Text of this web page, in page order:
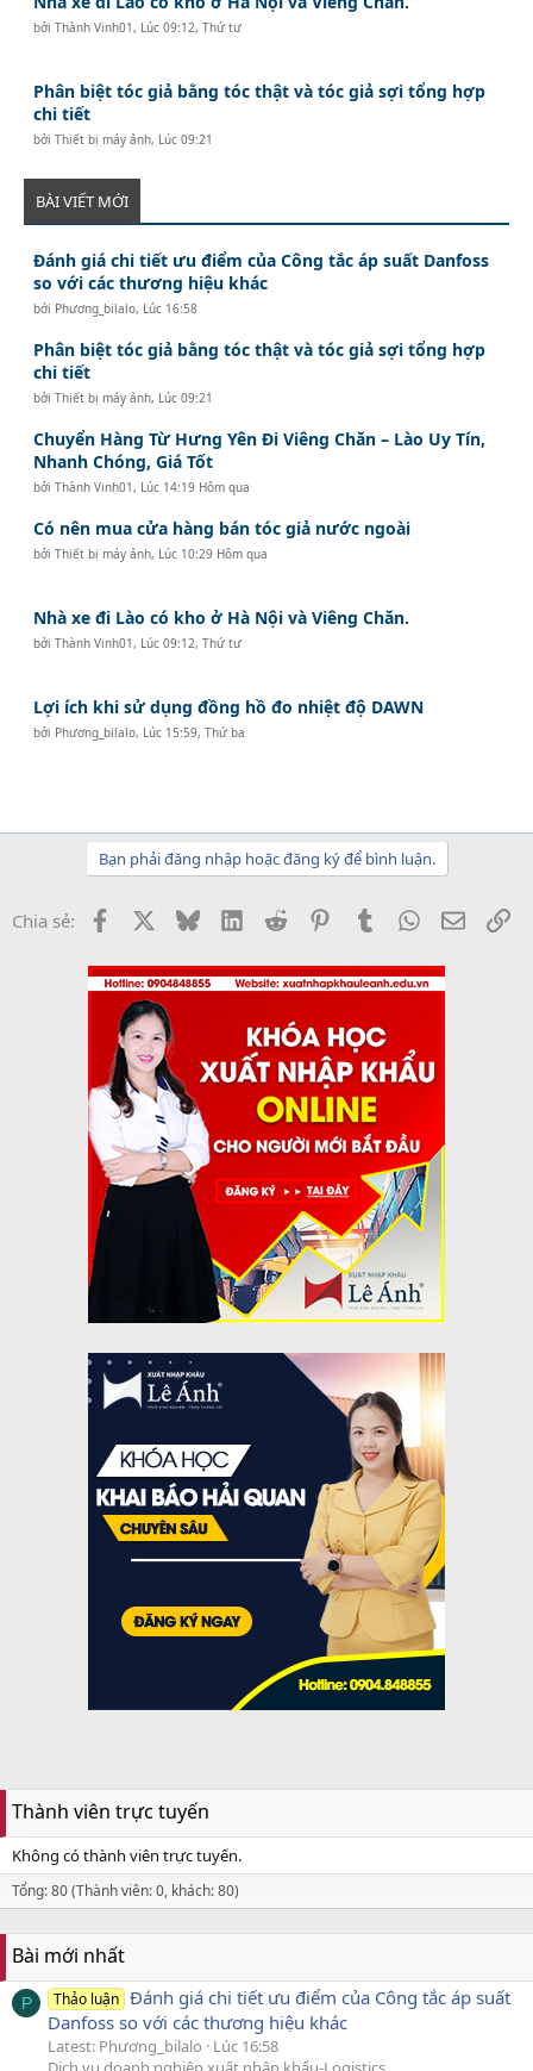
bởiThành Vinh01 , Lúc 09:12, Thứ tư
Phân biệt tóc giả bằng tóc thật và tóc giả sợi tổng hợp
chi tiết
bởiThiết bị máy ảnh, Lúc 09:21
BÀI VIẾT MỚI
Đánh giá chi tiết ưu điểm của Công tắc áp suất Danfoss
so với các thương hiệu khác
bởi Phương_bilalo, Lúc 16:58
Phân biệt tóc giả bằng tóc thật và tóc giả sợi tổng hợp
chi tiết
bởiThiết bị máy ảnh, Lúc 09:21
Chuyển Hàng Từ Hưng Yên Đi Viêng Chăn – Lào Uy Tín,
Nhanh Chóng, Giá Tốt
bởiThành Vinh01 , Lúc 14:19 Hôm qua
Có nên mua cửa hàng bán tóc giả nước ngoài
bởiThiết bị máy ảnh, Lúc 10:29 Hôm qua
Nhà xe đi Lào có kho ở Hà Nội và Viêng Chăn.
bởiThành Vinh01 , Lúc 09:12, Thứ tư
Lợi ích khi sử dụng đồng hồ đo nhiệt độ DAWN
bởi Phương_bilalo, Lúc 15:59, Thứ ba
Bạn phải đăng nhập hoặc đăng ký để bình luận.
Chia sẻ: Facebook BlueskyLinkedInReddit PinterestTumblrWhatsApp
Email
Thành viên trực tuyến
Không có thành viên trực tuyến.
Tổng: 80 (Thành viên: 0, khách: 80)
Bài mới nhất
P Thảo luận Đánh giá chi tiết ưu điểm của Công tắc áp suất
Danfoss so với các thương hiệu khác
Latest: Phương_bilalo
Lúc 16:58